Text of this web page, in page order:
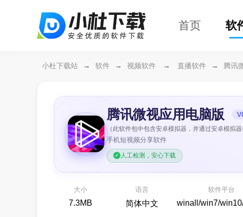
首页 软
小杜下载站 → 软件 → 视频软件 → 直播软件 → 腾讯
腾讯微视应用电脑版
（此软件包中包含安卓模拟器，并通过安卓模拟器
手机短视频分享软件
人工检测，安心下载
大小
7.3MB
语言
简体中文
软件平台
winall/win7/
万兴恢复专家64位